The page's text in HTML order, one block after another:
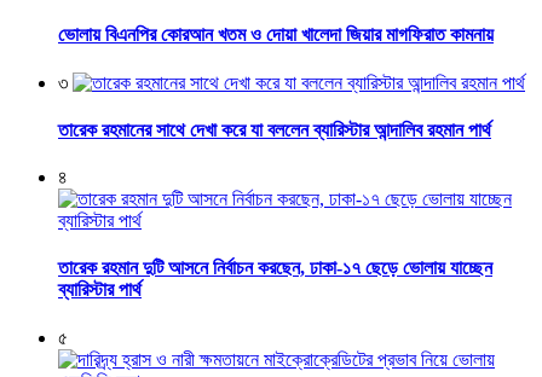
ভোলায় বিএনপির কোরআন খতম ও দোয়া খালেদা জিয়ার মাগফিরাত কামনায়
৩
তারেক রহমানের সাথে দেখা করে যা বললেন ব্যারিস্টার আন্দালিব রহমান পার্থ
৪
তারেক রহমান দুটি আসনে নির্বাচন করছেন, ঢাকা-১৭ ছেড়ে ভোলায় যাচ্ছেন
ব্যারিস্টার পার্থ
৫